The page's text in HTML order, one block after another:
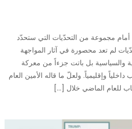
مجموعة من التحدّيات التي ستحدّد
لم تعد محصورة في آثار المواجهة
والسياسية بل باتت جزءاً من معركة
وإقليمياً. ولعلّ ما قاله الأمين العام
للعام الماضي خلال […]